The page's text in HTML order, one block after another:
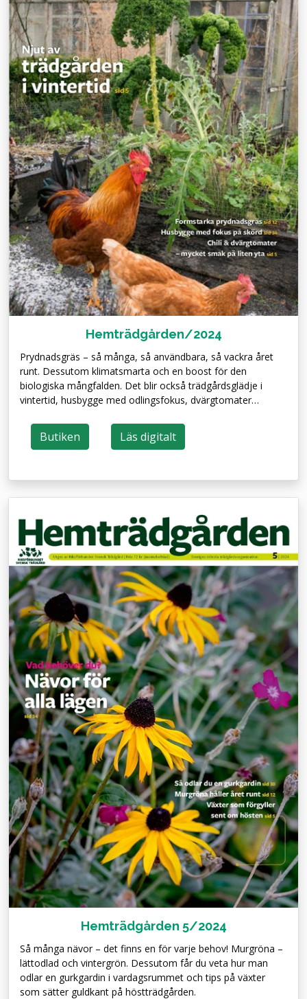
Hemträdgården/2024
Prydnadsgräs – så många, så användbara, så vackra året
runt. Dessutom klimatsmarta och en boost för den
biologiska mångfalden. Det blir också trädgårdsglädje i
vintertid, husbygge med odlingsfokus, dvärgtomater…
Butiken Läs digitalt
Hemträdgården 5/2024
Så många nävor – det finns en för varje behov! Murgröna –
lättodlad och vintergrön. Dessutom får du veta hur man
odlar en gurkgardin i vardagsrummet och tips på växter
som sätter guldkant på höstträdgården.